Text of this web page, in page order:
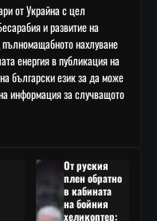
от Украйна с цел
и развитие на
нахлуване
енергия в публикация на
български език за да може
информация за случващото
От руския
плен обратно
в кабината
на бойния
хеликоптер: